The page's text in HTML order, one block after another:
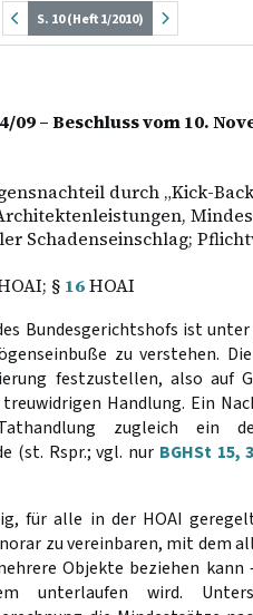
S. 10 (Heft 1/2010)
09 – Beschluss vom 10.
durch „Kick-
Schadenseinschlag;
§ 16HOAI
Bundesgerichtshofs ist
zu verstehen.
festzustellen, also auf
Handlung. Ein
zugleich ein
(st. Rspr.; vgl. nur BGHSt 15,
für alle in der HOAI
zu vereinbaren, mit dem
Objekte beziehen
unterlaufen wird.